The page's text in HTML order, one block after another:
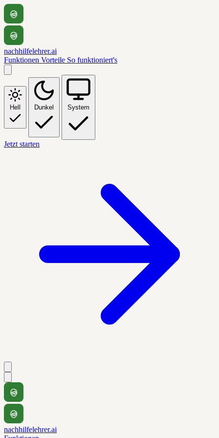
nachhilfelehrer.ai
Funktionen Vorteile So funktioniert's
Hell Dunkel System
Jetzt starten
nachhilfelehrer.ai